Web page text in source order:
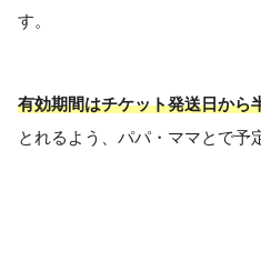
す。
有効期間はチケット発送日から
とれるよう、パパ・ママとで予